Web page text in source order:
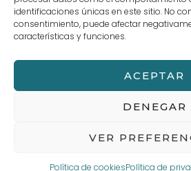
identificaciones únicas en este sitio. No
consentimiento, puede afectar
características y funciones.
ACEPTAR
DENEGAR
VER
Política de cookiesPolítica de
Leer más »